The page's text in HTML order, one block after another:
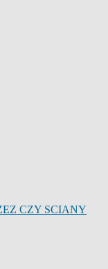
CZY SCIANY